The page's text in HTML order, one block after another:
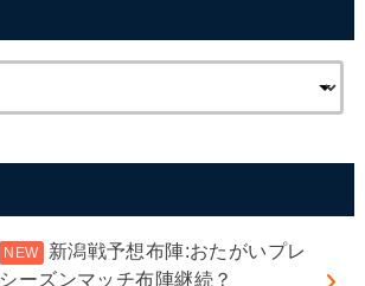
新潟戦予想布陣:おたがいプレ
シーズンマッチ布陣継続？